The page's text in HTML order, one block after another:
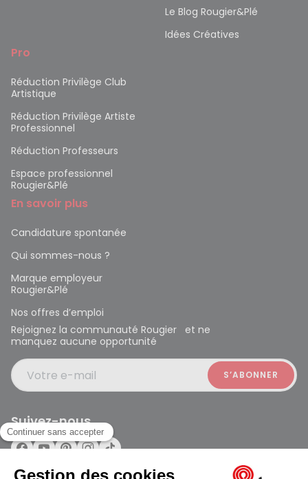
Le Blog Rougier&Plé
Idées Créatives
Pro
Réduction Privilège Club
Artistique
Réduction Privilège Artiste
Professionnel
Réduction Professeurs
Espace professionnel
Rougier&Plé
En savoir plus
Candidature spontanée
Qui sommes-nous ?
Marque employeur
Rougier&Plé
Nos offres d’emploi
Rejoignez la communauté Rougier et ne
manquez aucune opportunité
Votre e-mail
Suivez-nous